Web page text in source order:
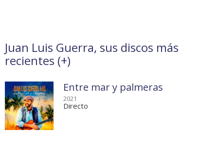
Juan Luis Guerra, sus discos más
recientes (+)
Entre mar y palmeras
2021
Directo